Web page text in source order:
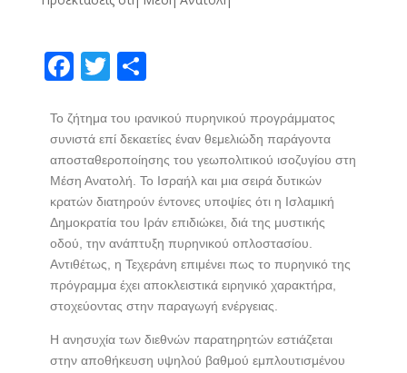
F
e
b
o
o
k
T
itt
er
S
ar
e
Το ζήτημα του ιρανικού πυρηνικού προγράμματος
συνιστά επί δεκαετίες έναν θεμελιώδη παράγοντα
αποσταθεροποίησης του γεωπολιτικού ισοζυγίου στη
Μέση Ανατολή. Το Ισραήλ και μια σειρά δυτικών
κρατών διατηρούν έντονες υποψίες ότι η Ισλαμική
Δημοκρατία του Ιράν επιδιώκει, διά της μυστικής
οδού, την ανάπτυξη πυρηνικού οπλοστασίου.
Αντιθέτως, η Τεχεράνη επιμένει πως το πυρηνικό της
πρόγραμμα έχει αποκλειστικά ειρηνικό χαρακτήρα,
στοχεύοντας στην παραγωγή ενέργειας.
Η ανησυχία των διεθνών παρατηρητών εστιάζεται
στην αποθήκευση υψηλού βαθμού εμπλουτισμένου